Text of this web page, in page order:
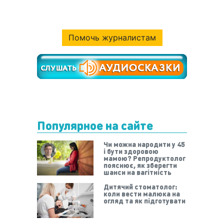
Помочь журналистам
Популярное на сайте
Чи можна народити у 45
і бути здоровою
мамою? Репродуктолог
пояснює, як зберегти
шанси на вагітність
Дитячий стоматолог:
коли вести малюка на
огляд та як підготувати